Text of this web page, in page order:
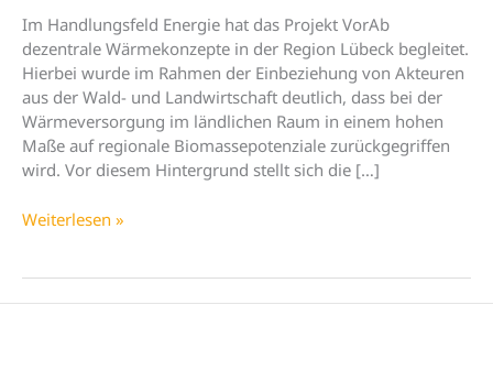
Im Handlungsfeld Energie hat das Projekt VorAb
dezentrale Wärmekonzepte in der Region Lübeck begleitet.
Hierbei wurde im Rahmen der Einbeziehung von Akteuren
aus der Wald- und Landwirtschaft deutlich, dass bei der
Wärmeversorgung im ländlichen Raum in einem hohen
Maße auf regionale Biomassepotenziale zurückgegriffen
wird. Vor diesem Hintergrund stellt sich die […]
Neues
Weiterlesen »